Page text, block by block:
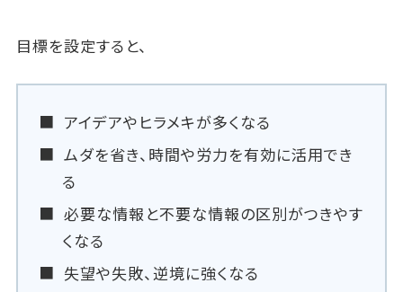
目標を設定すると、
アイデアやヒラメキが多くなる
ムダを省き、時間や労力を有効に活用でき
る
必要な情報と不要な情報の区別がつきやす
くなる
失望や失敗、逆境に強くなる